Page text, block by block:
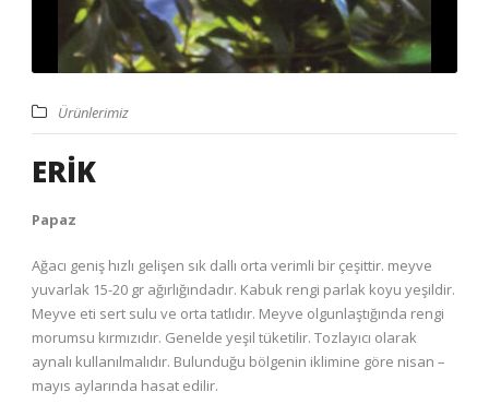
Ürünlerimiz
ERİK
Papaz
Ağacı geniş hızlı gelişen sık dallı orta verimli bir çeşittir. meyve
yuvarlak 15-20 gr ağırlığındadır. Kabuk rengi parlak koyu yeşildir.
Meyve eti sert sulu ve orta tatlıdır. Meyve olgunlaştığında rengi
morumsu kırmızıdır. Genelde yeşil tüketilir. Tozlayıcı olarak
aynalı kullanılmalıdır. Bulunduğu bölgenin iklimine göre nisan –
mayıs aylarında hasat edilir.